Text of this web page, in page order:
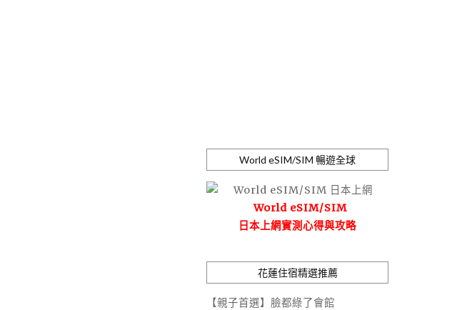
World eSIM/SIM 暢遊全球
World eSIM/SIM
日本上網實測心得與攻略
花蓮住宿精選推薦
【親子首選】臉都綠了會館